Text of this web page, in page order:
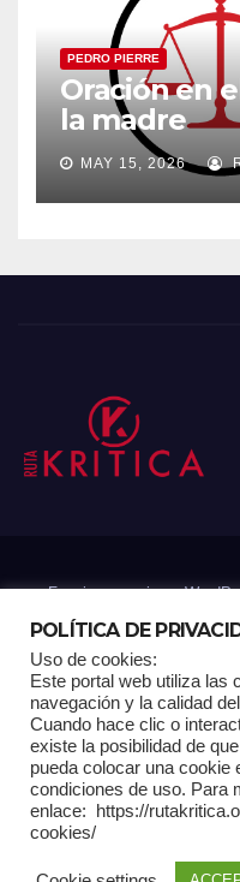
PEDRO PIERRE
Oración en
la madre
MAY 15, 2026
Funciona gracias a
Home Análisis Carrito RK
Multimedia
POLÍTICA DE
Uso de cookies:
Este portal web utiliza las
navegación y la calidad
Cuando hace clic o
existe la posibilidad de
pueda colocar una cookie
condiciones de uso. Para
enlace: https://
cookies/